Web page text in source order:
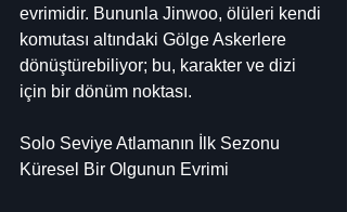
evrimidir. Bununla Jinwoo, ölüleri kendi
komutası altındaki Gölge Askerlere
dönüştürebiliyor; bu, karakter ve dizi
için bir dönüm noktası.
Solo Seviye Atlamanın İlk Sezonu
Küresel Bir Olgunun Evrimi